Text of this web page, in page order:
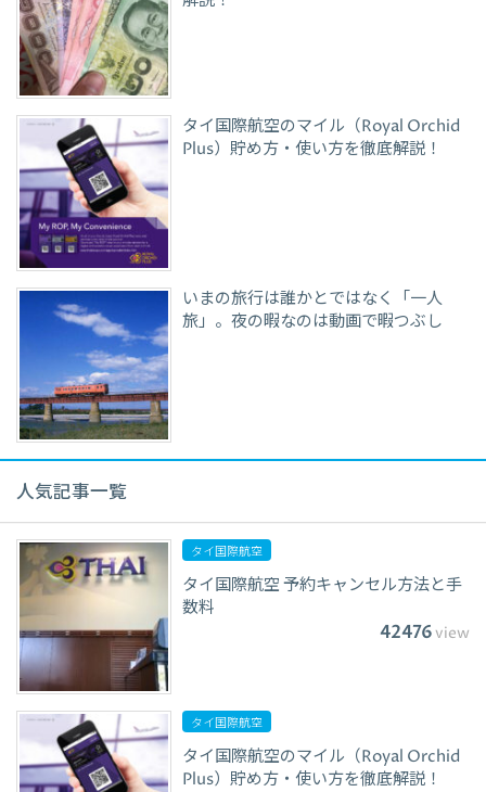
タイ国際航空のマイル（Royal Orchid
Plus）貯め方・使い方を徹底解説！
いまの旅行は誰かとではなく「一人
旅」。夜の暇なのは動画で暇つぶし
人気記事一覧
タイ国際航空
タイ国際航空 予約キャンセル方法と手
数料
42476view
タイ国際航空
タイ国際航空のマイル（Royal Orchid
Plus）貯め方・使い方を徹底解説！